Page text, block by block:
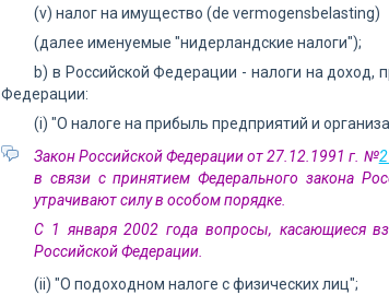
(v) налог на имущество (de vermogensbelasting)
(далее именуемые "нидерландские налоги");
b) в Российской Федерации - налоги на
Федерации:
(i) "О налоге на прибыль предприятий и
Закон Российской Федерации от 27.12.1991 г. №
в связи с принятием Федерального закона
утрачивают силу в особом порядке.
С 1 января 2002 года вопросы, касающиеся
Российской Федерации.
(ii) "О подоходном налоге с физических лиц";